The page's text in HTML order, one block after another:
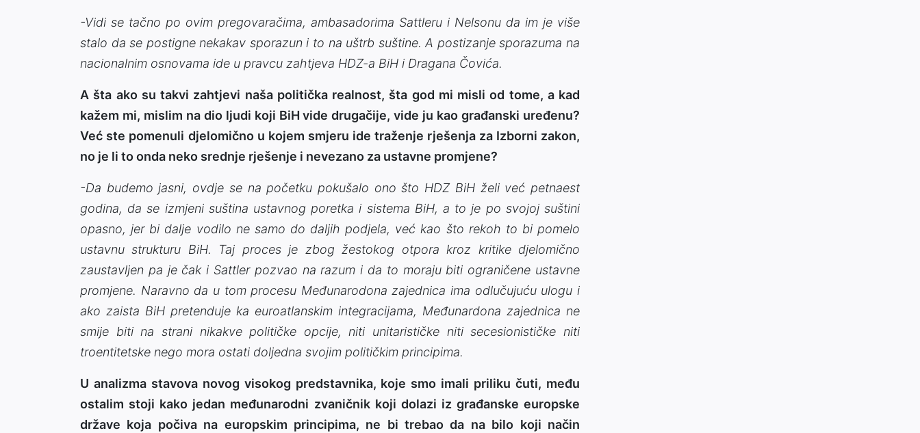
-Vidi se tačno po ovim pregovaračima, ambasadorima Sattleru i Nelsonu da im je više
stalo da se postigne nekakav sporazun i to na uštrb suštine. A postizanje sporazuma na
nacionalnim osnovama ide u pravcu zahtjeva HDZ-a BiH i Dragana Čovića.
A šta ako su takvi zahtjevi naša politička realnost, šta god mi misli od tome, a kad
kažem mi, mislim na dio ljudi koji BiH vide drugačije, vide ju kao građanski uređenu?
Već ste pomenuli djelomično u kojem smjeru ide traženje rješenja za Izborni zakon,
no je li to onda neko srednje rješenje i nevezano za ustavne promjene?
-Da budemo jasni, ovdje se na početku pokušalo ono što HDZ BiH želi već petnaest
godina, da se izmjeni suština ustavnog poretka i sistema BiH, a to je po svojoj suštini
opasno, jer bi dalje vodilo ne samo do daljih podjela, već kao što rekoh to bi pomelo
ustavnu strukturu BiH. Taj proces je zbog žestokog otpora kroz kritike djelomično
zaustavljen pa je čak i Sattler pozvao na razum i da to moraju biti ograničene ustavne
promjene. Naravno da u tom procesu Međunarodona zajednica ima odlučujuću ulogu i
ako zaista BiH pretenduje ka euroatlanskim integracijama, Međunardona zajednica ne
smije biti na strani nikakve političke opcije, niti unitarističke niti secesionističke niti
troentitetske nego mora ostati doljedna svojim političkim principima.
U analizma stavova novog visokog predstavnika, koje smo imali priliku čuti, među
ostalim stoji kako jedan međunarodni zvaničnik koji dolazi iz građanske europske
države koja počiva na europskim principima, ne bi trebao da na bilo koji način